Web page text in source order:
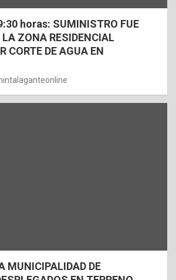
horas: SUMINISTRO FUE
LA ZONA RESIDENCIAL
CORTE DE AGUA EN
MUNICIPALIDAD DE